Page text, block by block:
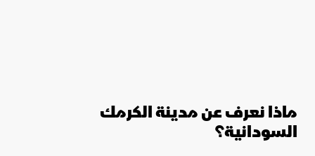
ماذا نعرف عن مدينة الكرمك
السودانية؟